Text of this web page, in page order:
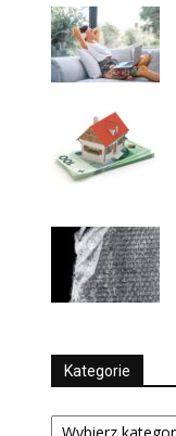
Kategorie
Kategorie